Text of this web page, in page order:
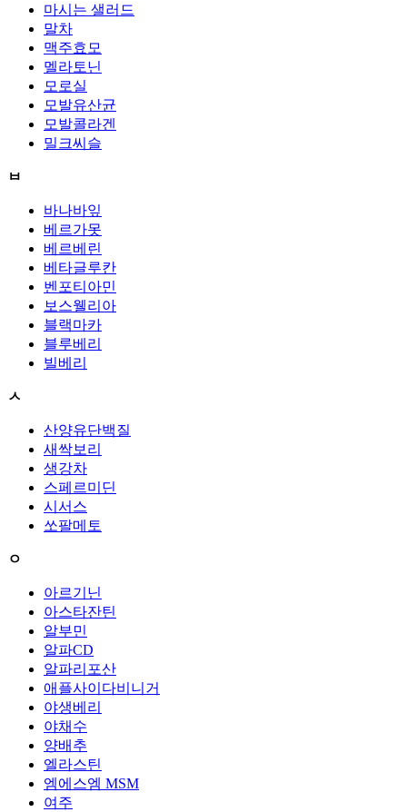
마시는 샐러드
말차
맥주효모
멜라토닌
모로실
모발유산균
모발콜라겐
밀크씨슬
ㅂ
바나바잎
베르가못
베르베린
베타글루칸
벤포티아민
보스웰리아
블랙마카
블루베리
빌베리
ㅅ
산양유단백질
새싹보리
생강차
스페르미딘
시서스
쏘팔메토
ㅇ
아르기닌
아스타잔틴
알부민
알파CD
알파리포산
애플사이다비니거
야생베리
야채수
양배추
엘라스틴
엠에스엠 MSM
여주